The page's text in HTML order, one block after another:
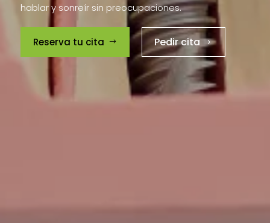
hablar y sonreír sin preocupaciones.
Reserva tu cita $ Pedir cita 5